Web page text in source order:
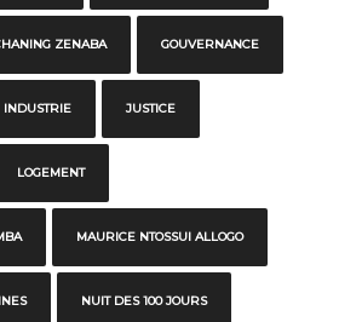
ZENABA GOUVERNANCE
INDUSTRIE JUSTICE
LOGEMENT
MAURICE NTOSSUI ALLOGO
NUIT DES 100 JOURS